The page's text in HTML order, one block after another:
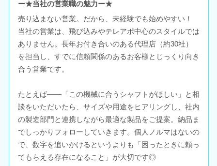
ー★当社の営業職の魅力ー★
売り込まない営業。だから、未経験でも始めやすい！
当社の営業は、飛び込みやテレアポ中心のスタイルでは
ありません。長年お付き合いのある代理店（約30社）
を担当し、すでに信頼関係のあるお客様とじっくり向き
合う営業です。
たとえば――「この機械に合うシャフトがほしい」と相
談をいただいたら、サイズや用途をヒアリングし、社内
の製造部門と連携しながら最適な製品をご提案。納品ま
でしっかりフォローしていきます。個人ノルマはないの
で、数字を追いかけるというよりも「困ったときに頼っ
てもらえる存在になること」が大切です◎